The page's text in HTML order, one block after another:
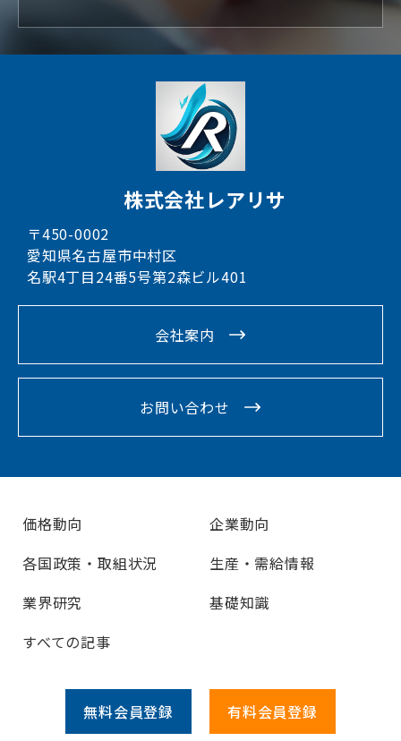
株式会社レアリサ
〒450-0002
愛知県名古屋市中村区
名駅4丁目24番5号第2森ビル401
会社案内
お問い合わせ
価格動向
企業動向
各国政策・取組状況
生産・需給情報
業界研究
基礎知識
すべての記事
無料会員登録 有料会員登録